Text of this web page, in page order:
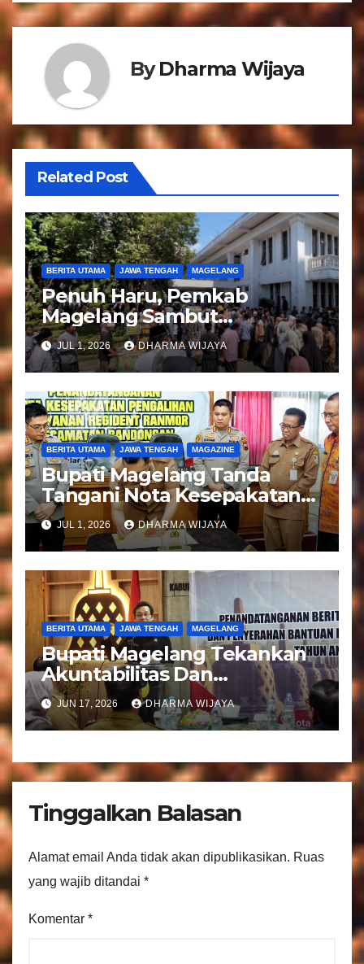
g
a
s
i
p
o
s
ByDharma Wijaya
Related Post
BERITA UTAMA JAWA TENGAH MAGELANG
Penuh Haru, Pemkab
Magelang Sambut
Kepulangan Jemaah Haji
Kloter 81
JUL 1, 2026 DHARMA WIJAYA
BERITA UTAMA JAWA TENGAH MAGAZINE
Bupati Magelang Tanda
Tangani Nota Kesepakatan
Pengalihan Pelayanan
Regident Di Kecamatan
Bandongan
JUL 1, 2026 DHARMA WIJAYA
BERITA UTAMA JAWA TENGAH MAGELANG
Bupati Magelang Tekankan
Akuntabilitas Dan
Tranparansi Pengelolaan
Bantuan Keuangan Parpol
JUN 17, 2026 DHARMA WIJAYA
Tinggalkan Balasan
Alamat email Anda tidak akan dipublikasikan. Ruas
yang wajib ditandai *
Komentar *